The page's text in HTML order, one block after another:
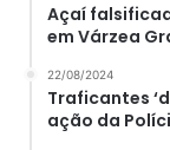
Açaí
em Várzea
22/08/2024
Traficantes
ação da